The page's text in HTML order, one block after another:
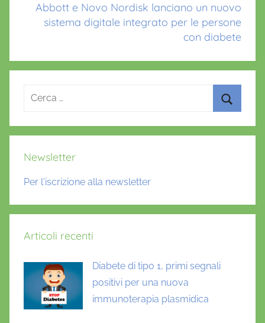
i
l
'
n
Abbott e Novo Nordisk lanciano un nuovo
sistema digitale integrato per le persone
con diabete
Ricerca
Newsletter
Per l'iscrizione alla newsletter
Articoli recenti
Diabete di tipo 1, primi segnali
positivi per una nuova
immunoterapia plasmidica